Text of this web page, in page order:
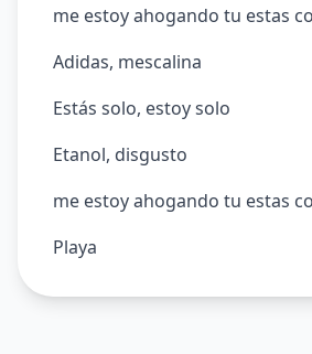
me estoy ahogando tu estas
Adidas, mescalina
Estás solo, estoy solo
Etanol, disgusto
me estoy ahogando tu estas
Playa